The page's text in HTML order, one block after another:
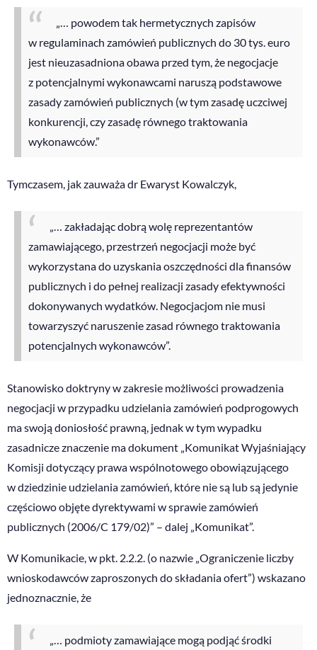
„… powodem tak hermetycznych zapisów
w regulaminach zamówień publicznych do 30 tys. euro
jest nieuzasadniona obawa przed tym, że negocjacje
z potencjalnymi wykonawcami naruszą podstawowe
zasady zamówień publicznych (w tym zasadę uczciwej
konkurencji, czy zasadę równego traktowania
wykonawców.”
Tymczasem, jak zauważa dr Ewaryst Kowalczyk,
„… zakładając dobrą wolę reprezentantów
zamawiającego, przestrzeń negocjacji może być
wykorzystana do uzyskania oszczędności dla finansów
publicznych i do pełnej realizacji zasady efektywności
dokonywanych wydatków. Negocjacjom nie musi
towarzyszyć naruszenie zasad równego traktowania
potencjalnych wykonawców”.
Stanowisko doktryny w zakresie możliwości prowadzenia
negocjacji w przypadku udzielania zamówień podprogowych
ma swoją doniosłość prawną, jednak w tym wypadku
zasadnicze znaczenie ma dokument „Komunikat Wyjaśniający
Komisji dotyczący prawa wspólnotowego obowiązującego
w dziedzinie udzielania zamówień, które nie są lub są jedynie
częściowo objęte dyrektywami w sprawie zamówień
publicznych (2006/C 179/02)” – dalej „Komunikat”.
W Komunikacie, w pkt. 2.2.2. (o nazwie „Ograniczenie liczby
wnioskodawców zaproszonych do składania ofert”) wskazano
jednoznacznie, że
„… podmioty zamawiające mogą podjąć środki